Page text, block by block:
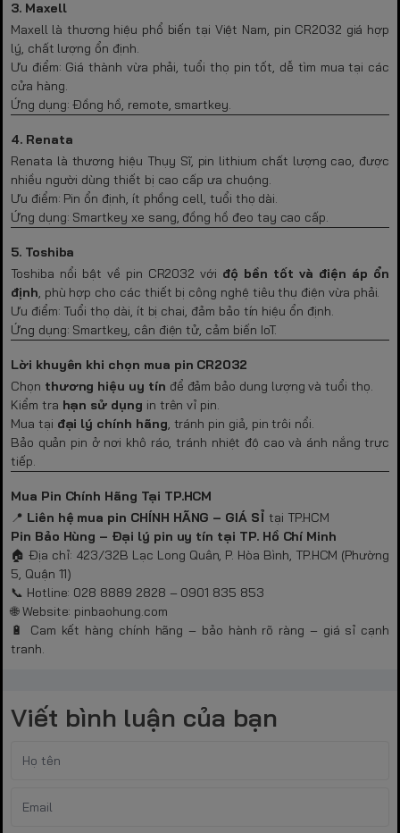
3. Maxell
Maxell là thương hiệu phổ biến tại Việt Nam, pin CR2032 giá hợp
lý, chất lượng ổn định.
Ưu điểm: Giá thành vừa phải, tuổi thọ pin tốt, dễ tìm mua tại các
cửa hàng.
Ứng dụng: Đồng hồ, remote, smartkey.
4. Renata
Renata là thương hiệu Thụy Sĩ, pin lithium chất lượng cao, được
nhiều người dùng thiết bị cao cấp ưa chuộng.
Ưu điểm: Pin ổn định, ít phồng cell, tuổi thọ dài.
Ứng dụng: Smartkey xe sang, đồng hồ đeo tay cao cấp.
5. Toshiba
Toshiba nổi bật về pin CR2032 với độ bền tốt và điện áp ổn
định, phù hợp cho các thiết bị công nghệ tiêu thụ điện vừa phải.
Ưu điểm: Tuổi thọ dài, ít bị chai, đảm bảo tín hiệu ổn định.
Ứng dụng: Smartkey, cân điện tử, cảm biến IoT.
Lời khuyên khi chọn mua pin CR2032
Chọn thương hiệu uy tín để đảm bảo dung lượng và tuổi thọ.
Kiểm tra hạn sử dụng in trên vỉ pin.
Mua tại đại lý chính hãng, tránh pin giả, pin trôi nổi.
Bảo quản pin ở nơi khô ráo, tránh nhiệt độ cao và ánh nắng trực
tiếp.
Mua Pin Chính Hãng Tại TP.HCM
📍 Liên hệ mua pin CHÍNH HÃNG – GIÁ SỈ tại TP.HCM
Pin Bảo Hùng – Đại lý pin uy tín tại TP. Hồ Chí Minh
🏠 Địa chỉ: 423/32B Lạc Long Quân, P. Hòa Bình, TP.HCM (Phường
5, Quận 11)
📞 Hotline: 028 8889 2828 – 0901 835 853
🌐 Website: pinbaohung.com
🔋 Cam kết hàng chính hãng – bảo hành rõ ràng – giá sỉ cạnh
tranh.
Viết bình luận của bạn